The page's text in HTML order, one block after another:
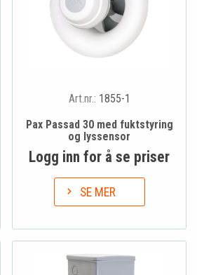
Art.nr.: 1855-1
Pax Passad 30 med fuktstyring
og lyssensor
Logg inn for å se priser
SE MER